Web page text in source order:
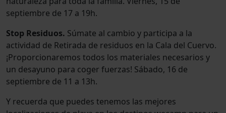
septiembre de 17 a 19h.
Stop Residuos. Súmate al cambio y participa a la
actividad de Retirada de residuos en la Cala del Cuervo.
¡Proporcionaremos todos los materiales necesarios y
un desayuno para coger fuerzas! Sábado, 16 de
septiembre de 11 a 13h.
Y recuerda que puedes tenemos las mejores